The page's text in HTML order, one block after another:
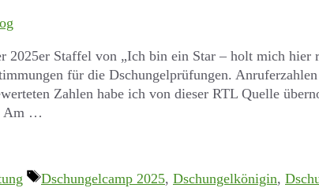
2025er Staffel von „Ich bin ein Star – holt mich hier
für die Dschungelprüfungen. Anruferzahlen
Zahlen habe ich von dieser RTL Quelle
Am …
Schlagwörter
Dschungelcamp 2025, Dschungelkönigin,